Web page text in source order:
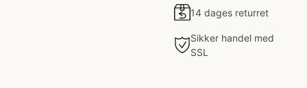
14 dages returret
Sikker handel med
SSL